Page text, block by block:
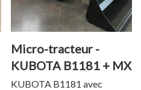
Micro-tracteur -
KUBOTA B1181 + MX
C1
KUBOTA B1181 avec